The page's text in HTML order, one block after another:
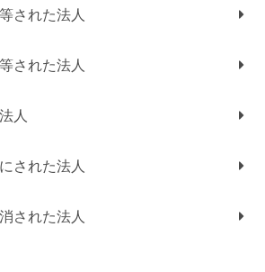
された法人
された法人
人
された法人
された法人